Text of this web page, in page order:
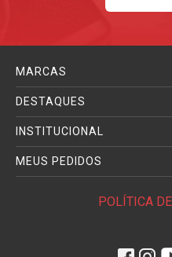
MARCAS
DESTAQUES
INSTITUCIONAL
MEUS PEDIDOS
POLÍTICA